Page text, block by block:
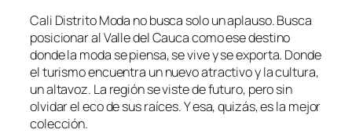
Cali Distrito Moda no busca solo un aplauso. Busca
posicionar al Valle del Cauca como ese destino
donde la moda se piensa, se vive y se exporta. Donde
el turismo encuentra un nuevo atractivo y la cultura,
un altavoz. La región se viste de futuro, pero sin
olvidar el eco de sus raíces. Y esa, quizás, es la mejor
colección.